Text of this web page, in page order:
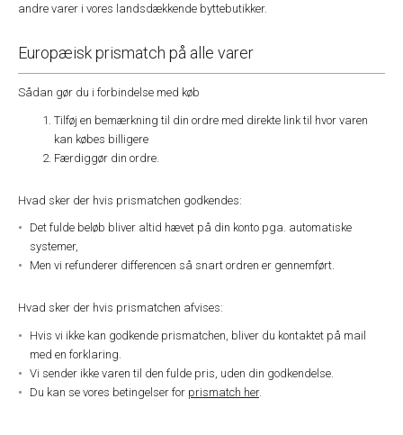
andre varer i vores landsdækkende byttebutikker.
Europæisk prismatch på alle varer
Sådan gør du i forbindelse med køb
Tilføj en bemærkning til din ordre med direkte link til hvor varen
kan købes billigere
Færdiggør din ordre.
Hvad sker der hvis prismatchen godkendes:
Det fulde beløb bliver altid hævet på din konto pga. automatiske
systemer,
Men vi refunderer differencen så snart ordren er gennemført.
Hvad sker der hvis prismatchen afvises:
Hvis vi ikke kan godkende prismatchen, bliver du kontaktet på mail
med en forklaring.
Vi sender ikke varen til den fulde pris, uden din godkendelse.
Du kan se vores betingelser for prismatch her.